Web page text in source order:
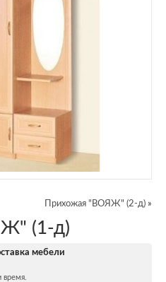
Прихожая "ВОЯЖ" (2-д) »
(1-д)
мебели